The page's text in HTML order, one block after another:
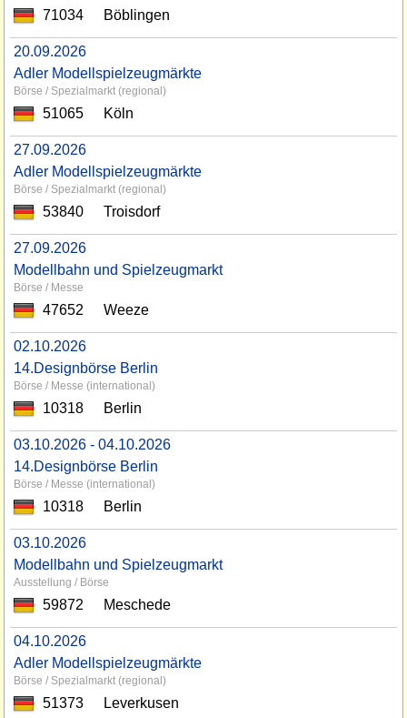
71034 Böblingen
20.09.2026
Adler Modellspielzeugmärkte
Börse / Spezialmarkt (regional)
51065 Köln
27.09.2026
Adler Modellspielzeugmärkte
Börse / Spezialmarkt (regional)
53840 Troisdorf
27.09.2026
Modellbahn und Spielzeugmarkt
Börse / Messe
47652 Weeze
02.10.2026
14.Designbörse Berlin
Börse / Messe (international)
10318 Berlin
03.10.2026 - 04.10.2026
14.Designbörse Berlin
Börse / Messe (international)
10318 Berlin
03.10.2026
Modellbahn und Spielzeugmarkt
Ausstellung / Börse
59872 Meschede
04.10.2026
Adler Modellspielzeugmärkte
Börse / Spezialmarkt (regional)
51373 Leverkusen